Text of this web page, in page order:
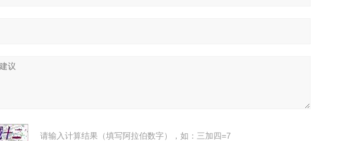
请输入计算结果（填写阿拉伯数字），如：三加四=7